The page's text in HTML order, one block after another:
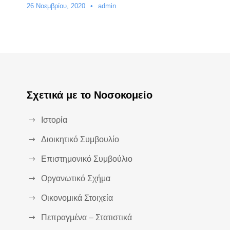
26 Νοεμβρίου, 2020 • admin
Σχετικά με το Νοσοκομείο
Ιστορία
Διοικητικό Συμβουλίο
Επιστημονικό Συμβούλιο
Οργανωτικό Σχήμα
Οικονομικά Στοιχεία
Πεπραγμένα – Στατιστικά